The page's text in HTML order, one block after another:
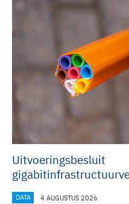
Uitvoeringsbesluit
DATA 4 AUGUSTUS 2026